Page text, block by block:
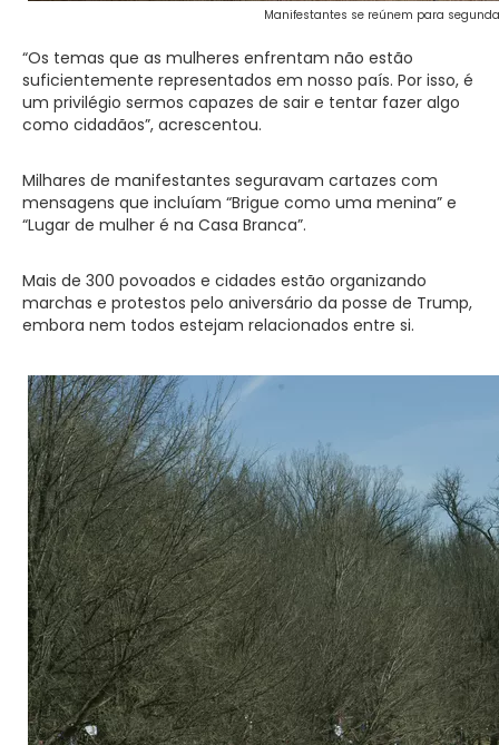
Manifestantes se reúnem para
“Os temas que as mulheres enfrentam não estão
suficientemente representados em nosso país. Por isso, é
um privilégio sermos capazes de sair e tentar fazer algo
como cidadãos”, acrescentou.
Milhares de manifestantes seguravam cartazes com
mensagens que incluíam “Brigue como uma menina” e
“Lugar de mulher é na Casa Branca”.
Mais de 300 povoados e cidades estão organizando
marchas e protestos pelo aniversário da posse de Trump,
embora nem todos estejam relacionados entre si.